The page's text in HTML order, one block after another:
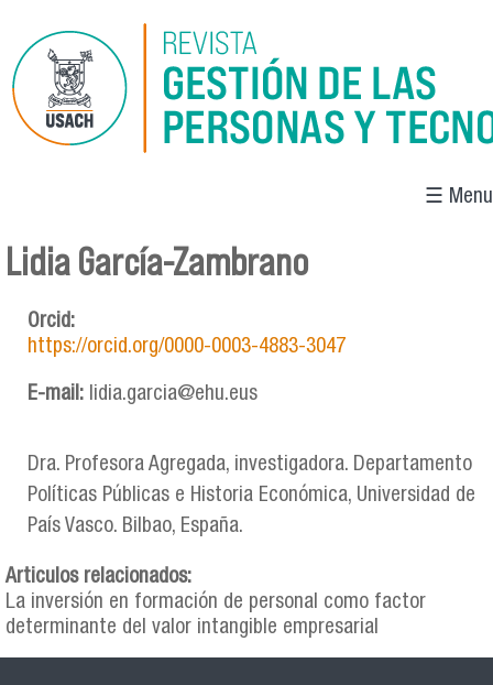
☰ Menu
Lidia García-Zambrano
Orcid:
https://orcid.org/0000-0003-4883-3047
E-mail: lidia.garcia@ehu.eus
Dra. Profesora Agregada, investigadora. Departamento
Políticas Públicas e Historia Económica, Universidad de
País Vasco. Bilbao, España.
Articulos relacionados:
La inversión en formación de personal como factor
determinante del valor intangible empresarial